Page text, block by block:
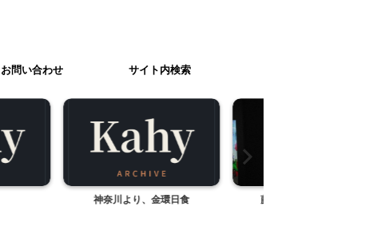
お問い合わせ サイト内検索
、金環日食 藤城清治 卒寿記念90展